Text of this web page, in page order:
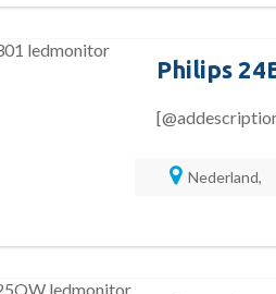
Philips
Nederland,